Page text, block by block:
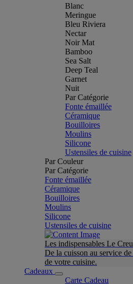
Blanc
Meringue
Bleu Riviera
Nectar
Noir Mat
Bamboo
Sea Salt
Deep Teal
Garnet
Nuit
Par Catégorie
Fonte émaillée
Céramique
Bouilloires
Moulins
Silicone
Ustensiles de cuisine
Par Couleur
Par Catégorie
Fonte émaillée
Céramique
Bouilloires
Moulins
Silicone
Ustensiles de cuisine
Les indispensables Le
De la cuisson au service
de votre cuisine.
Cadeaux
Carte Cadeau